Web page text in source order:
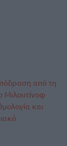
από τη
Μιλουτίνοφ
και